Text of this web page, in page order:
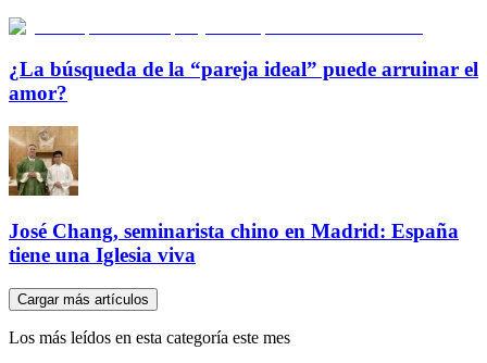
¿La búsqueda de la “pareja ideal” puede arruinar el
amor?
José Chang, seminarista chino en Madrid: España
tiene una Iglesia viva
Cargar más artículos
Los más leídos en esta categoría este mes